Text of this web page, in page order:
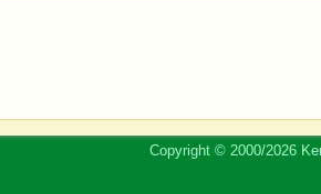
Copyright © 2000/2026